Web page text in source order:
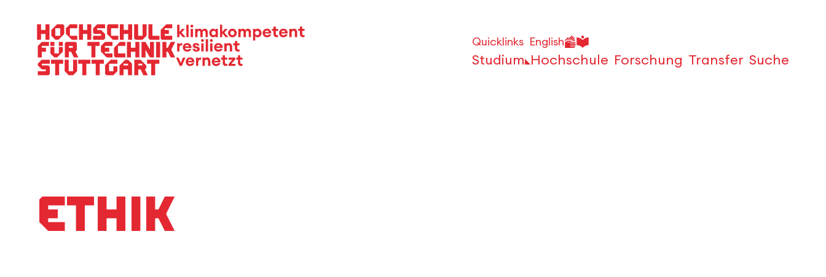
Hauptnavigation
Quicklinks English
Studium Hochschule Forschung Transfer Suche
Ethik